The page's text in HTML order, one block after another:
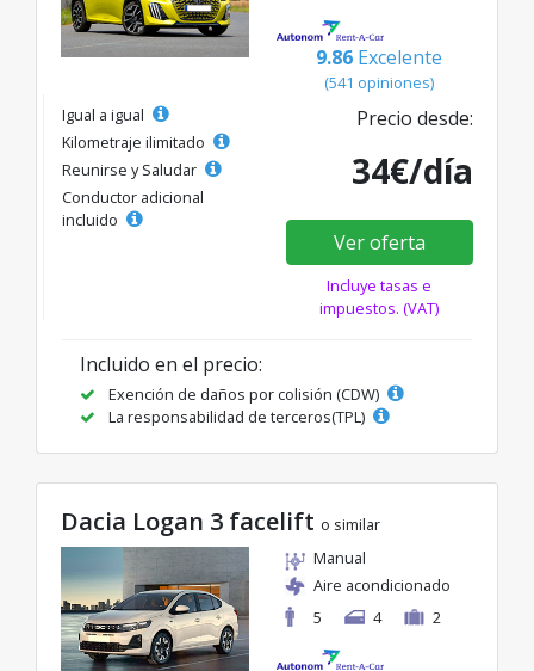
9.86 Excelente
(541 opiniones)
Igual a igual
Kilometraje ilimitado
Reunirse y Saludar
Conductor adicional
incluido
Precio desde:
34€/día
Ver oferta
Incluye tasas e
impuestos. (VAT)
Incluido en el precio:
Exención de daños por colisión (CDW)
La responsabilidad de terceros(TPL)
Dacia Logan 3 facelift o similar
Manual
Aire acondicionado
5
4 2